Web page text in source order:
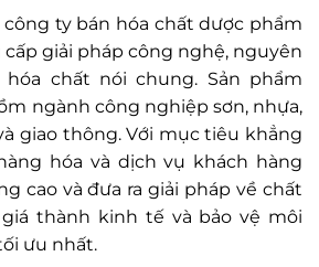
công ty bán hóa chất dược phẩm
cấp giải pháp công nghệ, nguyên
chất nói chung. Sản phẩm
ngành công nghiệp sơn, nhựa,
giao thông. Với mục tiêu khẳng
hóa và dịch vụ khách hàng
cao và đưa ra giải pháp về chất
giá thành kinh tế và bảo vệ môi
ưu nhất.